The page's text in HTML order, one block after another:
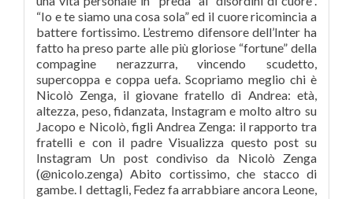
“Io e te siamo una cosa sola” ed il cuore ricomincia a
battere fortissimo. L’estremo difensore dell’Inter ha
fatto ha preso parte alle più gloriose “fortune” della
compagine nerazzurra, vincendo scudetto,
supercoppa e coppa uefa. Scopriamo meglio chi è
Nicolò Zenga, il giovane fratello di Andrea: età,
altezza, peso, fidanzata, Instagram e molto altro su
Jacopo e Nicolò, figli Andrea Zenga: il rapporto tra
fratelli e con il padre Visualizza questo post su
Instagram Un post condiviso da Nicolò Zenga
(@nicolo.zenga) Abito cortissimo, che stacco di
gambe. I dettagli, Fedez fa arrabbiare ancora Leone,